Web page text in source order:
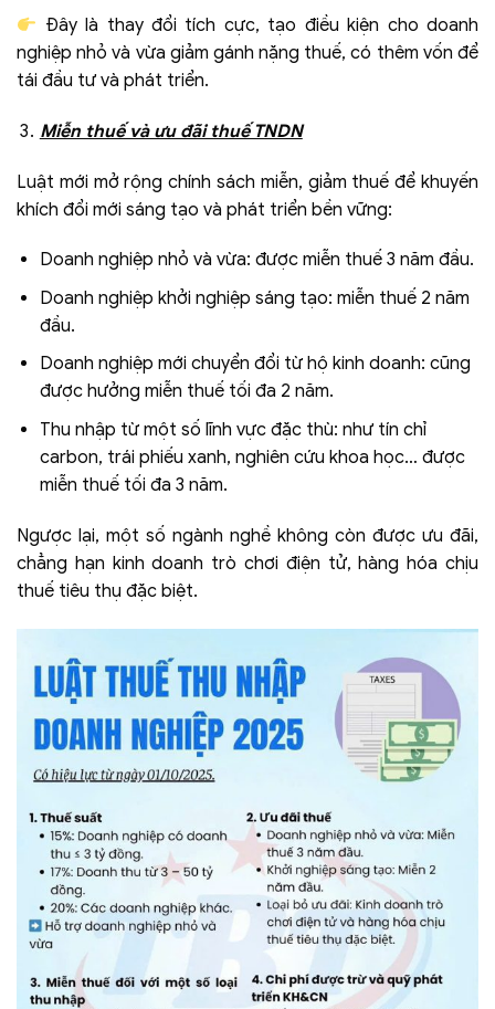
Đây là thay đổi tích cực, tạo điều kiện cho doanh
nghiệp nhỏ và vừa giảm gánh nặng thuế, có thêm vốn để
tái đầu tư và phát triển.
Miễn thuế và ưu đãi thuế TNDN
Luật mới mở rộng chính sách miễn, giảm thuế để khuyến
khích đổi mới sáng tạo và phát triển bền vững:
Doanh nghiệp nhỏ và vừa: được miễn thuế 3 năm đầu.
Doanh nghiệp khởi nghiệp sáng tạo: miễn thuế 2 năm
đầu.
Doanh nghiệp mới chuyển đổi từ hộ kinh doanh: cũng
được hưởng miễn thuế tối đa 2 năm.
Thu nhập từ một số lĩnh vực đặc thù: như tín chỉ
carbon, trái phiếu xanh, nghiên cứu khoa học… được
miễn thuế tối đa 3 năm.
Ngược lại, một số ngành nghề không còn được ưu đãi,
chẳng hạn kinh doanh trò chơi điện tử, hàng hóa chịu
thuế tiêu thụ đặc biệt.